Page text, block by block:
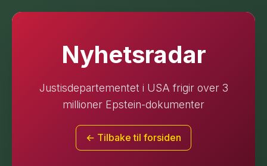
Nyhetsradar
Justisdepartementet i USA frigir over 3
millioner Epstein-dokumenter
← Tilbake til forsiden